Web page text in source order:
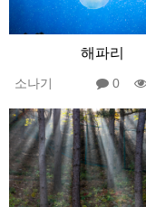
해파리
소나기 0